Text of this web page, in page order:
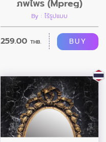
ภพไพร (Mpreg)
By : ไร้รูปแบบ
259.00 THB. BUY